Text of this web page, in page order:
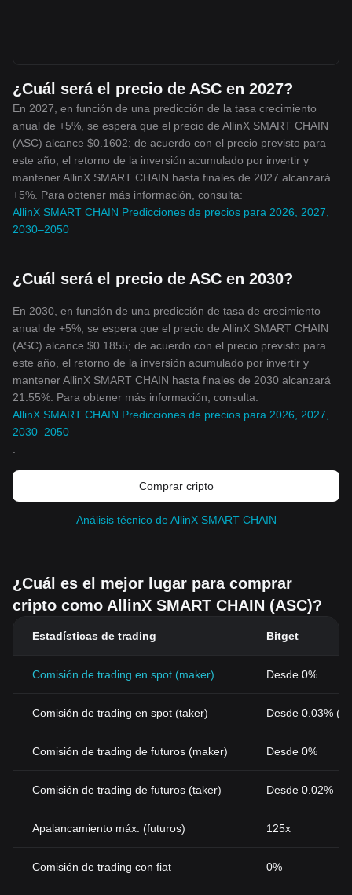
¿Cuál será el precio de ASC en 2027?
En 2027, en función de una predicción de la tasa crecimiento
anual de +5%, se espera que el precio de AllinX SMART CHAIN
(ASC) alcance $0.1602; de acuerdo con el precio previsto para
este año, el retorno de la inversión acumulado por invertir y
mantener AllinX SMART CHAIN hasta finales de 2027 alcanzará
+5%. Para obtener más información, consulta:
AllinX SMART CHAIN Predicciones de precios para 2026, 2027,
2030–2050
¿Cuál será el precio de ASC en 2030?
En 2030, en función de una predicción de tasa de crecimiento
anual de +5%, se espera que el precio de AllinX SMART CHAIN
(ASC) alcance $0.1855; de acuerdo con el precio previsto para
este año, el retorno de la inversión acumulado por invertir y
mantener AllinX SMART CHAIN hasta finales de 2030 alcanzará
21.55%. Para obtener más información, consulta:
AllinX SMART CHAIN Predicciones de precios para 2026, 2027,
2030–2050
Comprar cripto
Análisis técnico de AllinX SMART CHAIN
¿Cuál es el mejor lugar para comprar
cripto como AllinX SMART CHAIN (ASC)?
Estadísticas de trading Bitget
Comisión de trading en spot (maker) Desde 0%
Comisión de trading en spot (taker) Desde 0.03%
Comisión de trading de futuros (maker) Desde 0%
Comisión de trading de futuros (taker) Desde 0.02%
Apalancamiento máx. (futuros) 125x
Comisión de trading con fiat 0%